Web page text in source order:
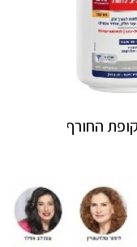
החורף